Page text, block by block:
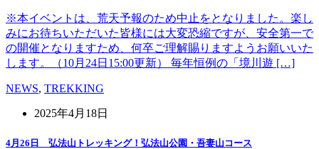
※本イベントは、荒天予報のため中止をとなりました。楽し
みにお待ちいただいた皆様には大変恐縮ですが、安全第一で
の開催となりますため、何卒ご理解賜りますようお願いいた
します。（10月24日15:00更新） 毎年恒例の「境川遊 […]
NEWS, TREKKING
2025年4月18日
4月26日 弘法山トレッキング！弘法山公園・吾妻山コース